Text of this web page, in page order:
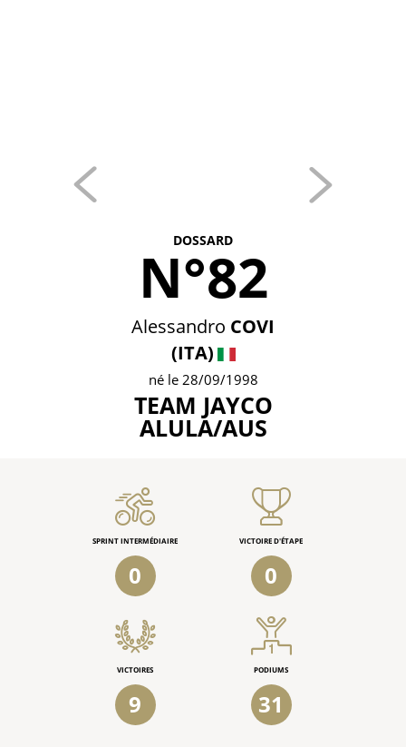
DOSSARD
N°82
Alessandro COVI
(ITA)
né le 28/09/1998
TEAM JAYCO
ALULA/AUS
SPRINT INTERMÉDIAIRE
0
VICTOIRE D'ÉTAPE
0
VICTOIRES
9
PODIUMS
31